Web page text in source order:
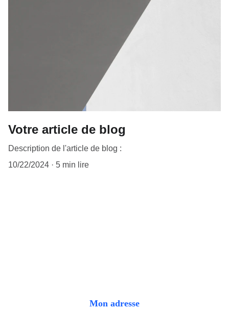
Votre article de blog
Description de l'article de blog :
10/22/2024
5 min lire
Mon adresse